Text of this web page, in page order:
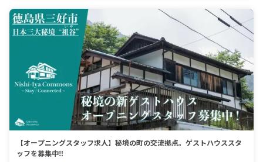
【オープニングスタッフ求人】秘境の町の交流拠点。ゲストハウススタ
ッフを募集中‼